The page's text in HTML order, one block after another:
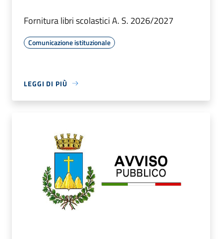
Fornitura libri scolastici A. S. 2026/2027
Comunicazione istituzionale
LEGGI DI PIÙ